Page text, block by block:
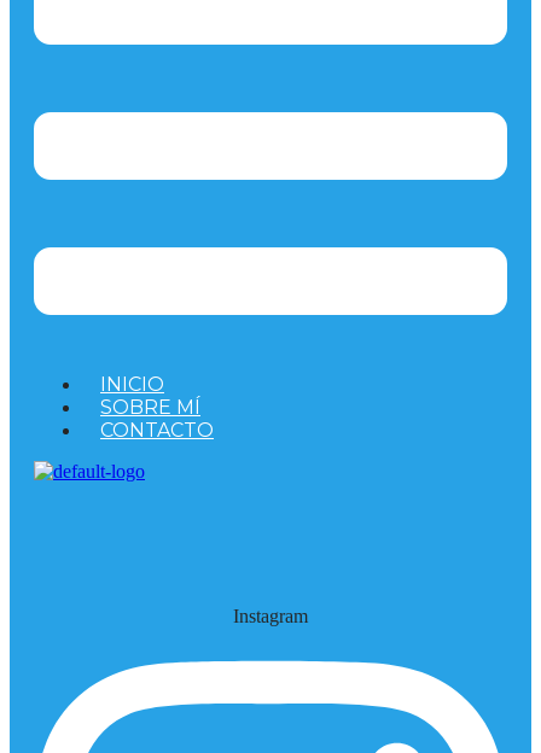
INICIO
SOBRE MÍ
CONTACTO
Instagram